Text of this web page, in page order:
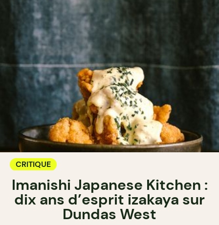
CRITIQUE
Imanishi Japanese Kitchen :
dix ans d’esprit izakaya sur
Dundas West